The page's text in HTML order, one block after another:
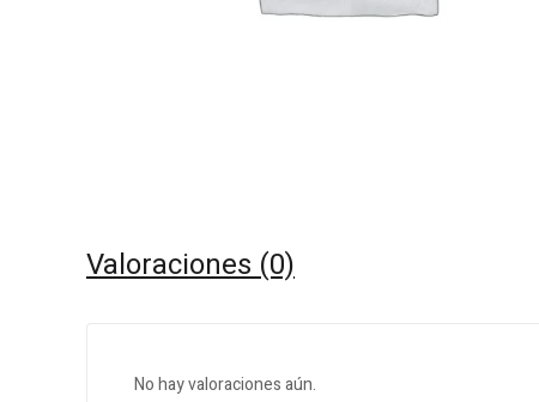
Valoraciones (0)
No hay valoraciones aún.